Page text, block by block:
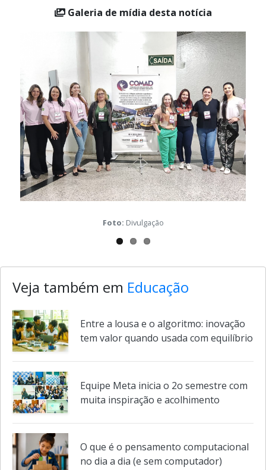
Divulgação
Next
Veja também em Educação
Entre a lousa e o algoritmo: inovação
tem valor quando usada com equilíbrio
Equipe Meta inicia o 2o semestre com
muita inspiração e acolhimento
O que é o pensamento computacional